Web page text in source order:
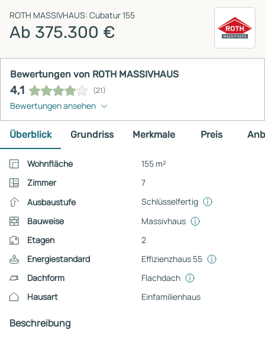
ROTH MASSIVHAUS: Cubatur 155
Ab 375.300 €
Bewertungen von ROTH MASSIVHAUS
4,1 (21)
Bewertungen ansehen
Überblick Grundriss Merkmale Preis
Wohnfläche
155 m²
Zimmer
7
Ausbaustufe
Schlüsselfertig
Bauweise
Massivhaus
Etagen
2
Energiestandard
Effizienzhaus 55
Dachform
Flachdach
Hausart
Einfamilienhaus
Beschreibung